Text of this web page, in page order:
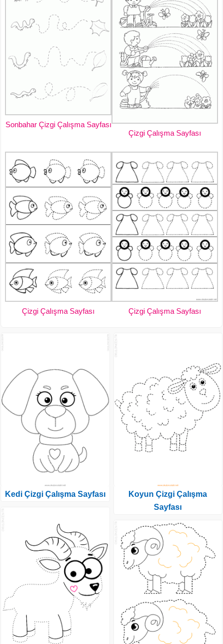
Sonbahar Çizgi Çalışma Sayfası
Çizgi Çalışma Sayfası
Çizgi Çalışma Sayfası Çizgi Çalışma Sayfası
Kedi Çizgi Çalışma Sayfası
Koyun Çizgi Çalışma
Sayfası